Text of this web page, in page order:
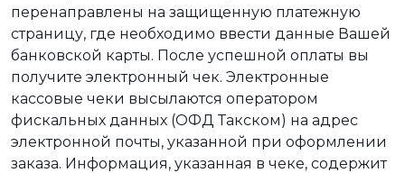
перенаправлены на защищенную платежную
страницу, где необходимо ввести данные Вашей
банковской карты. После успешной оплаты вы
получите электронный чек. Электронные
кассовые чеки высылаются оператором
фискальных данных (ОФД Такском) на адрес
электронной почты, указанной при оформлении
заказа. Информация, указанная в чеке, содержит